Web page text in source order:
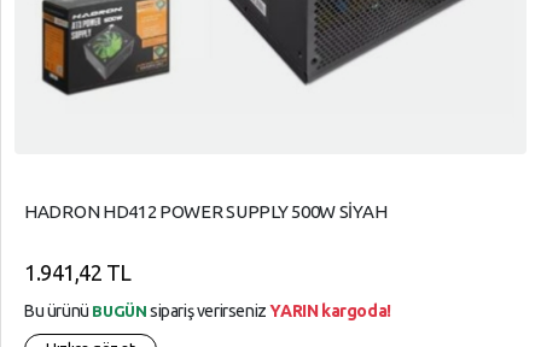
HADRON HD412 POWER SUPPLY 500W SİYAH
1.941,42 TL
Bu ürünü BUGÜN sipariş verirsenizYARIN kargoda!